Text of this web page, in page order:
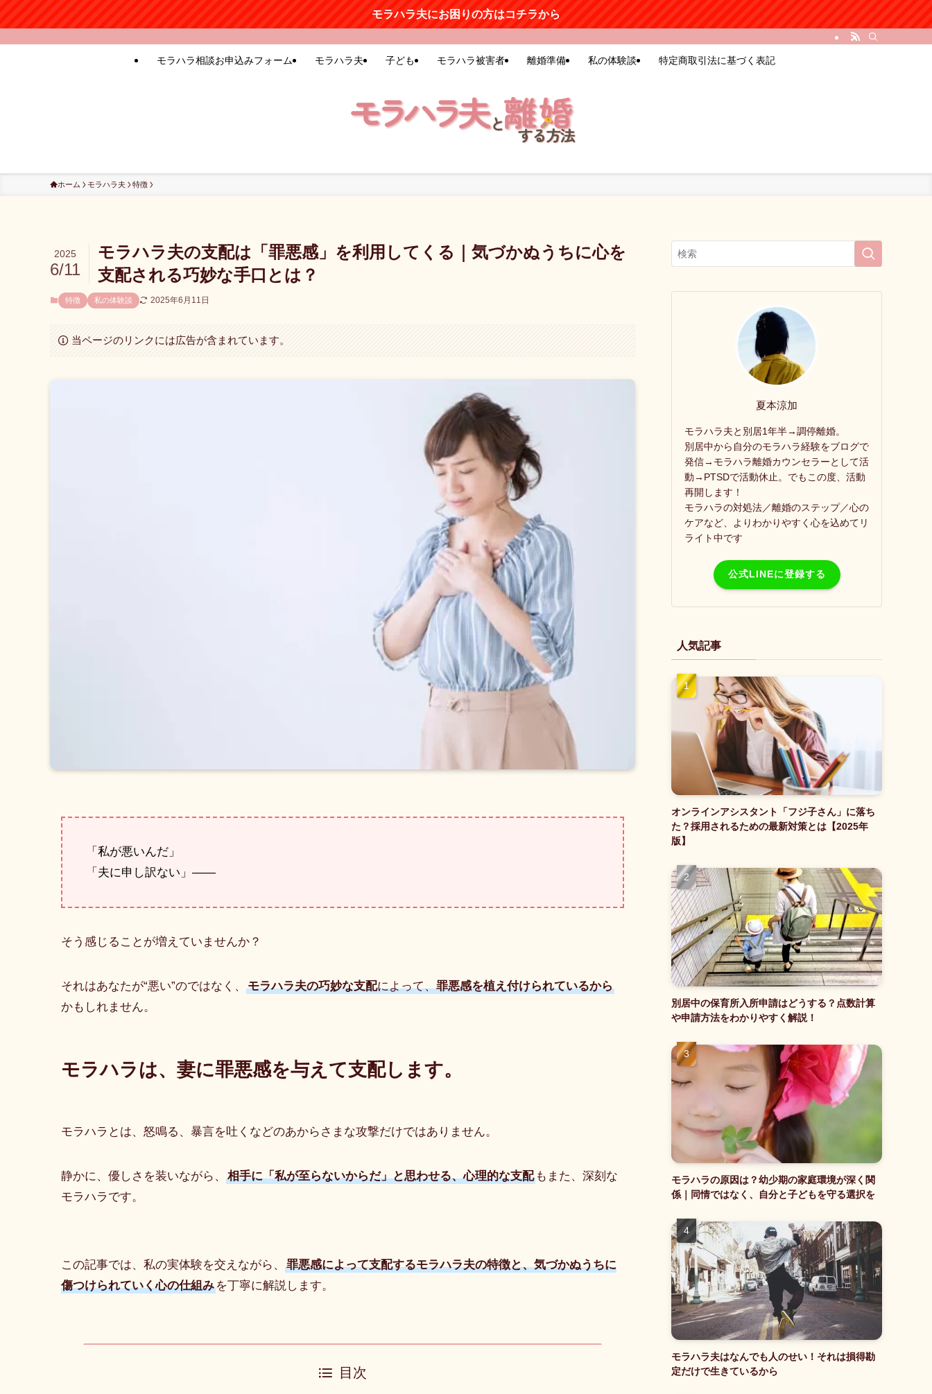
モラハラ夫にお困りの方はコチラから
モラハラ相談お申込みフォーム モラハラ夫 子ども モラハラ被害者 離婚準備 私の体験談 特定商取引法に基づく表記
ホーム モラハラ夫 特徴
モラハラ夫の支配は「罪悪感」を利用してくる｜気づかぬうちに心を
支配される巧妙な手口とは？
2025
6/11
特徴 私の体験談 2025年6月11日
当ページのリンクには広告が含まれています。
「私が悪いんだ」
「夫に申し訳ない」——
そう感じることが増えていませんか？
それはあなたが“悪い”のではなく、 モラハラ夫の巧妙な支配によって、罪悪感を植え付けられているから
かもしれません。
モラハラは、妻に罪悪感を与えて支配します。
モラハラとは、怒鳴る、暴言を吐くなどのあからさまな攻撃だけではありません。
静かに、優しさを装いながら、 相手に「私が至らないからだ」と思わせる、心理的な支配 もまた、深刻な
モラハラです。
この記事では、私の実体験を交えながら、
罪悪感によって支配するモラハラ夫の特徴と、気づかぬうちに
傷つけられていく心の仕組み を丁寧に解説します。
目次
夏本涼加
モラハラ夫と別居1年半→調停離婚。
別居中から自分のモラハラ経験をブログで
発信→モラハラ離婚カウンセラーとして活
動→PTSDで活動休止。でもこの度、活動
再開します！
モラハラの対処法／離婚のステップ／心の
ケアなど、よりわかりやすく心を込めてリ
ライト中です
公式LINEに登録する
人気記事
オンラインアシスタント「フジ子さん」に落ち
た？採用されるための最新対策とは【2025年
版】
別居中の保育所入所申請はどうする？点数計算
や申請方法をわかりやすく解説！
モラハラの原因は？幼少期の家庭環境が深く関
係｜同情ではなく、自分と子どもを守る選択を
モラハラ夫はなんでも人のせい！それは損得勘
定だけで生きているから